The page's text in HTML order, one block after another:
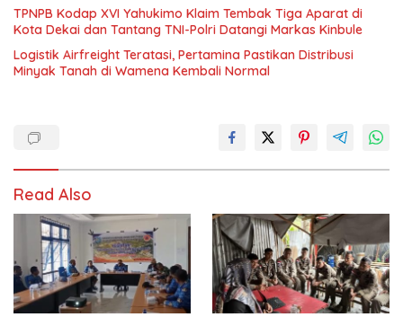
TPNPB Kodap XVI Yahukimo Klaim Tembak Tiga Aparat di
Kota Dekai dan Tantang TNI-Polri Datangi Markas Kinbule
Logistik Airfreight Teratasi, Pertamina Pastikan Distribusi
Minyak Tanah di Wamena Kembali Normal
Read Also